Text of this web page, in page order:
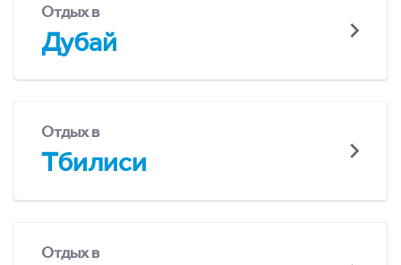
Отдых в
Дубай
Отдых в
Тбилиси
Отдых в